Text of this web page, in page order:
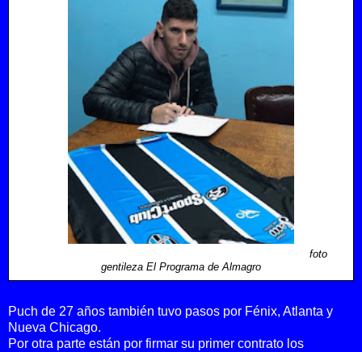
foto
gentileza El Programa de Almagro
Puch de 27 años también tuvo pasos por Fénix, Atlanta y
Nueva Chicago.
Por otra parte están por firmar su primer contrato los